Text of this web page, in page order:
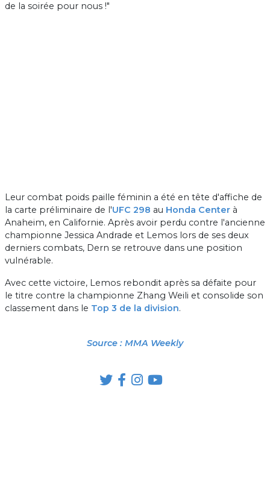
de la soirée pour nous !"
Leur combat poids paille féminin a été en tête d'affiche de
la carte préliminaire de l'UFC 298 au Honda Center à
Anaheim, en Californie. Après avoir perdu contre l'ancienne
championne Jessica Andrade et Lemos lors de ses deux
derniers combats, Dern se retrouve dans une position
vulnérable.
Avec cette victoire, Lemos rebondit après sa défaite pour
le titre contre la championne Zhang Weili et consolide son
classement dans le Top 3 de la division.
Source : MMA Weekly